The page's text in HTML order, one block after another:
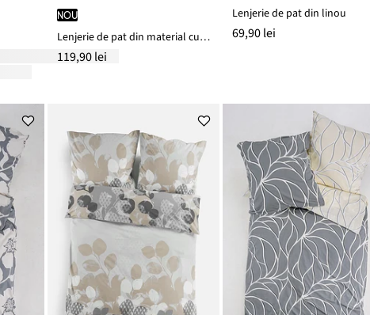
nou
Lenjerie de pat din material cu bumbac
119,90 lei
Lenjerie de pat din linou
69,90 lei